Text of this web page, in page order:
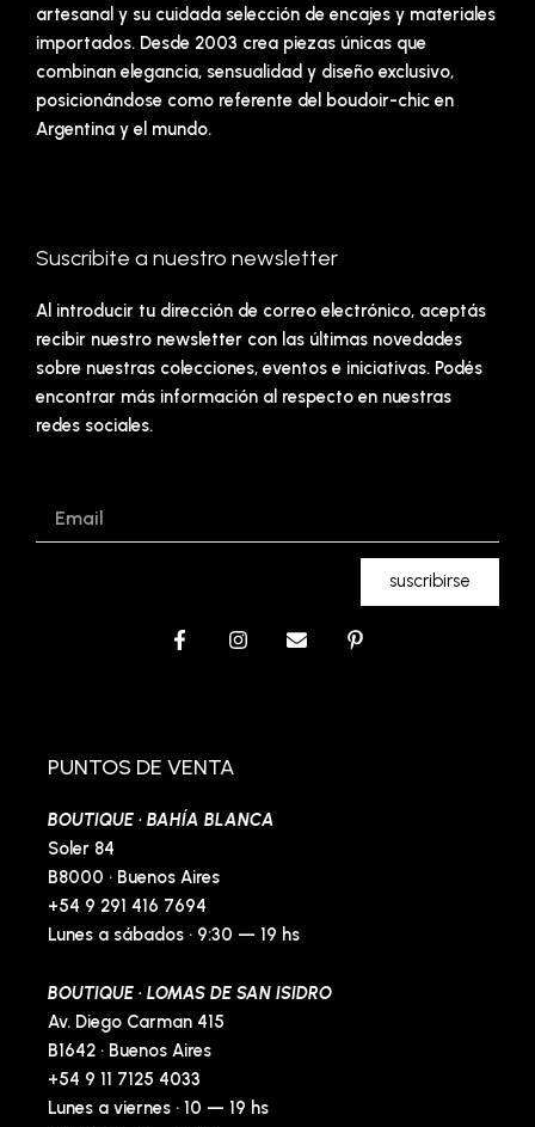
artesanal y su cuidada selección de encajes y materiales
importados. Desde 2003 crea piezas únicas que
combinan elegancia, sensualidad y diseño exclusivo,
posicionándose como referente del boudoir-chic en
Argentina y el mundo.
Suscribite a nuestro newsletter
Al introducir tu dirección de correo electrónico, aceptás
recibir nuestro newsletter con las últimas novedades
sobre nuestras colecciones, eventos e iniciativas. Podés
encontrar más información al respecto en nuestras
redes sociales.
suscribirse
F
a
o
k
f
I
E
P
PUNTOS DE VENTA
BOUTIQUE · BAHÍA BLANCA
Soler 84
B8000 · Buenos Aires
+54 9 291 416 7694
Lunes a sábados · 9:30 — 19 hs
BOUTIQUE · LOMAS DE SAN ISIDRO
Av. Diego Carman 415
B1642 · Buenos Aires
+54 9 11 7125 4033
Lunes a viernes · 10 — 19 hs